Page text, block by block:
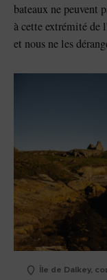
bateaux ne peuvent
à cette extrémité de
et nous ne les
Île de Dalkey,